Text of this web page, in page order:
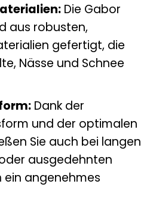
Die Gabor
aus robusten,
gefertigt, die
Nässe und Schnee
Dank der
und der optimalen
Sie auch bei langen
ausgedehnten
angenehmes